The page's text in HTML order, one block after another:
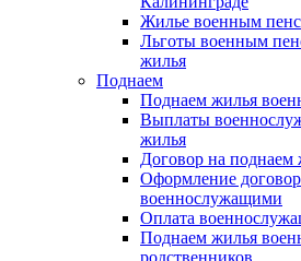
Жилье военным
Льготы военным
жилья
Поднаем
Поднаем жилья
Выплаты
жилья
Договор на
Оформление
военнослужащими
Оплата
Поднаем жилья
родственников